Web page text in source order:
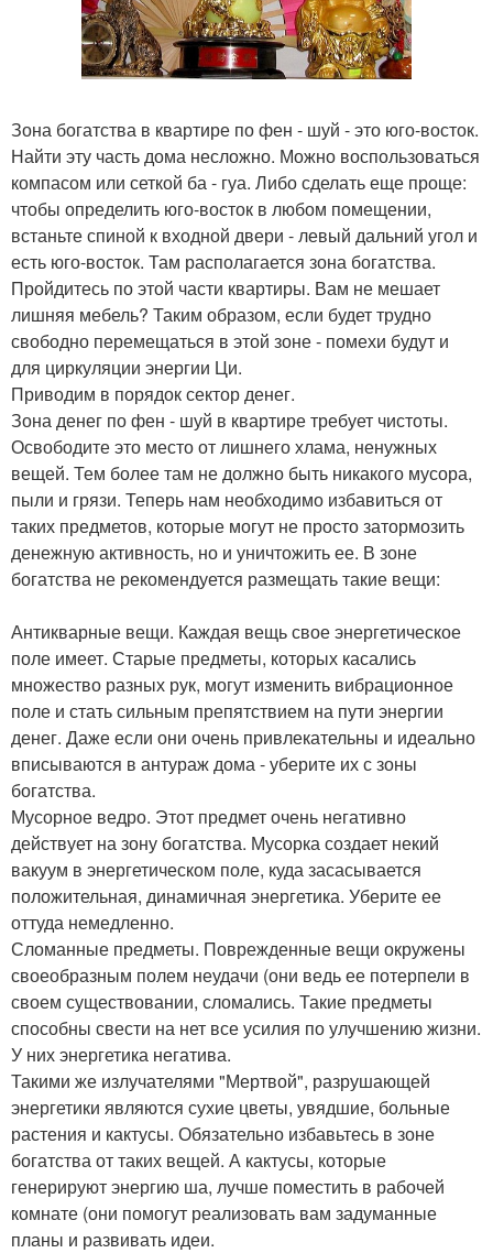
Зона богатства в квартире по фен - шуй - это юго-восток.
Найти эту часть дома несложно. Можно воспользоваться
компасом или сеткой ба - гуа. Либо сделать еще проще:
чтобы определить юго-восток в любом помещении,
встаньте спиной к входной двери - левый дальний угол и
есть юго-восток. Там располагается зона богатства.
Пройдитесь по этой части квартиры. Вам не мешает
лишняя мебель? Таким образом, если будет трудно
свободно перемещаться в этой зоне - помехи будут и
для циркуляции энергии Ци.
Приводим в порядок сектор денег.
Зона денег по фен - шуй в квартире требует чистоты.
Освободите это место от лишнего хлама, ненужных
вещей. Тем более там не должно быть никакого мусора,
пыли и грязи. Теперь нам необходимо избавиться от
таких предметов, которые могут не просто затормозить
денежную активность, но и уничтожить ее. В зоне
богатства не рекомендуется размещать такие вещи:
Антикварные вещи. Каждая вещь свое энергетическое
поле имеет. Старые предметы, которых касались
множество разных рук, могут изменить вибрационное
поле и стать сильным препятствием на пути энергии
денег. Даже если они очень привлекательны и идеально
вписываются в антураж дома - уберите их с зоны
богатства.
Мусорное ведро. Этот предмет очень негативно
действует на зону богатства. Мусорка создает некий
вакуум в энергетическом поле, куда засасывается
положительная, динамичная энергетика. Уберите ее
оттуда немедленно.
Сломанные предметы. Поврежденные вещи окружены
своеобразным полем неудачи (они ведь ее потерпели в
своем существовании, сломались. Такие предметы
способны свести на нет все усилия по улучшению жизни.
У них энергетика негатива.
Такими же излучателями "Мертвой", разрушающей
энергетики являются сухие цветы, увядшие, больные
растения и кактусы. Обязательно избавьтесь в зоне
богатства от таких вещей. А кактусы, которые
генерируют энергию ша, лучше поместить в рабочей
комнате (они помогут реализовать вам задуманные
планы и развивать идеи.